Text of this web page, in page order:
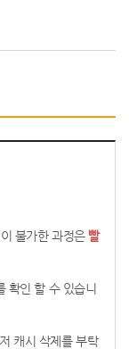
불가한 과정은 빨
확인 할 수 있습니
캐시 삭제를 부탁